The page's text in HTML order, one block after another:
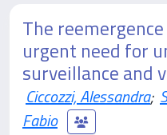
The
urgent need for
surveillance and
Ciccozzi, Alessandra;
Fabio